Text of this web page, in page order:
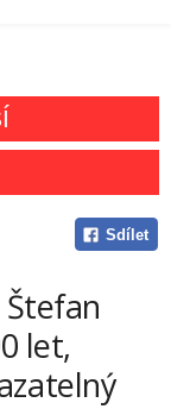
Sdílet
let,